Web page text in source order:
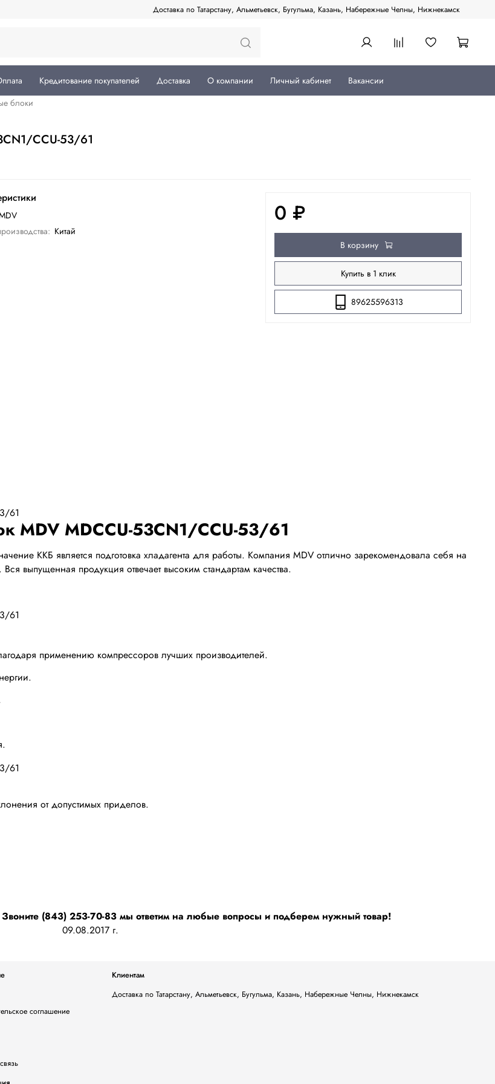
Доставка по Татарстану, Альметьевск, Бугульма, Казань, Набережные Челны, Нижнекамск
Кредитование покупателей Доставка О компании Личный кабинет
Вакансии
блоки
CCU-53/61
Китай
0 ₽
В корзину
Купить в 1 клик
89625596313
MDV MDCCU-53CN1/CCU-53/61
ККБ является подготовка хладагента для работы. Компания MDV отлично зарекомендовала себя на
выпущенная продукция отвечает высоким стандартам качества.
применению компрессоров лучших производителей.
от допустимых приделов.
(843) 253-70-83 мы ответим на любые вопросы и подберем нужный товар!
09.08.2017 г.
соглашение
Клиентам
Доставка по Татарстану, Альметьевск, Бугульма, Казань, Набережные Челны, Нижнекамск